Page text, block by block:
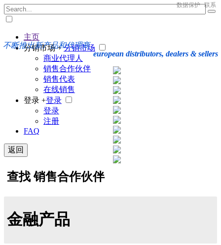
不断推出新产品和代理商
european distributors, dealers & sellers
数据保护 联系
主页
分销市场 + 分销市场
商业代理人
销售合作伙伴
销售代表
在线销售
登录 +登录
登录
注册
FAQ
返回
查找 销售合作伙伴
金融产品